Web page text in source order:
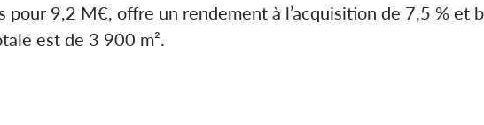
pour 9,2 M€, offre un rendement à l’acquisition de 7,5 % et
est de 3 900 m².